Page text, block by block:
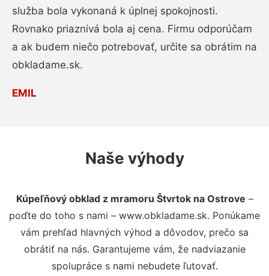
služba bola vykonaná k úplnej spokojnosti.
Rovnako priaznivá bola aj cena. Firmu odporúčam
a ak budem niečo potrebovať, určite sa obrátim na
obkladame.sk.
EMIL
Naše výhody
Kúpeľňový obklad z mramoru Štvrtok na Ostrove –
poďte do toho s nami – www.obkladame.sk. Ponúkame
vám prehľad hlavných výhod a dôvodov, prečo sa
obrátiť na nás. Garantujeme vám, že nadviazanie
spolupráce s nami nebudete ľutovať.